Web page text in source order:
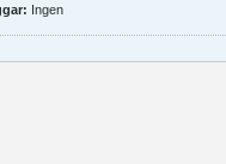
Ingen